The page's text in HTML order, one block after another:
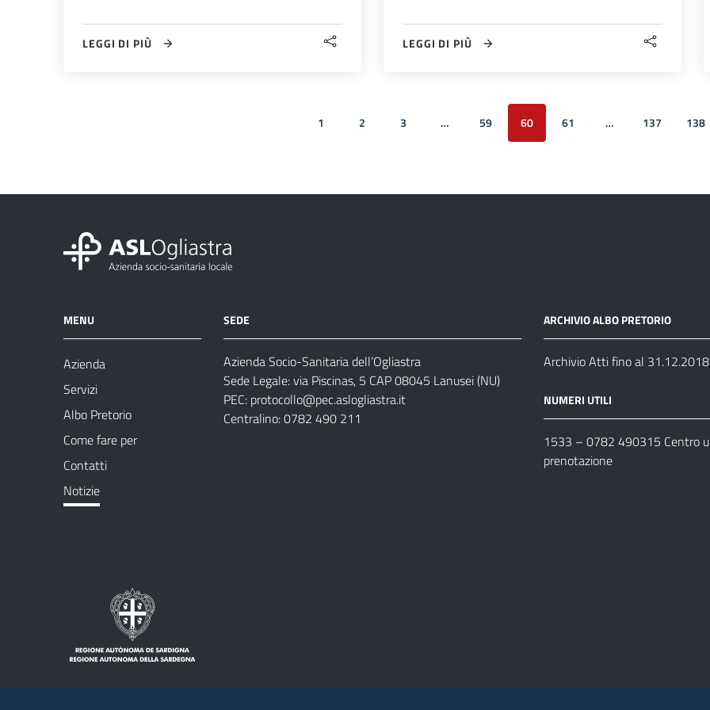
LEGGI DI PIÙ LEGGI DI PIÙ
Pagina precedente
1 2 3 … 59 60 61 … 137 138
MENU
Azienda
Servizi
Albo Pretorio
Come fare per
Contatti
Notizie
SEDE
Azienda Socio-Sanitaria dell’Ogliastra
Sede Legale: via Piscinas, 5 CAP 08045 Lanusei (NU)
PEC: protocollo@pec.aslogliastra.it
Centralino: 0782 490 211
ARCHIVIO ALBO PRETORIO
Archivio Atti fino al 31.12.2018
NUMERI UTILI
1533 – 0782 490315 Centro
prenotazione